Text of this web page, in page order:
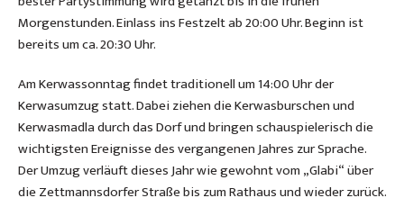
Morgenstunden. Einlass ins Festzelt ab 20:00 Uhr. Beginn ist
bereits um ca. 20:30 Uhr.
Am Kerwassonntag findet traditionell um 14:00 Uhr der
Kerwasumzug statt. Dabei ziehen die Kerwasburschen und
Kerwasmadla durch das Dorf und bringen schauspielerisch die
wichtigsten Ereignisse des vergangenen Jahres zur Sprache.
Der Umzug verläuft dieses Jahr wie gewohnt vom „Glabi“ über
die Zettmannsdorfer Straße bis zum Rathaus und wieder zurück.